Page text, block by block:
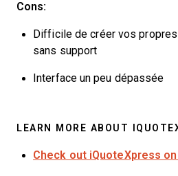
Cons:
Difficile de créer vos
sans support
Interface un peu dépassée
LEARN MORE ABOUT
Check out iQuoteXpress